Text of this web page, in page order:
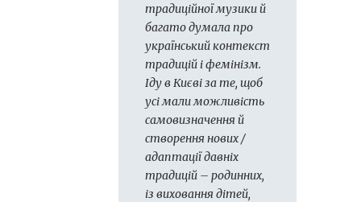
традиційної музики й
багато думала про
український контекст
традицій і фемінізм.
Іду в Києві за те, щоб
усі мали можливість
самовизначення й
створення нових /
адаптації давніх
традицій –родинних,
із виховання дітей,